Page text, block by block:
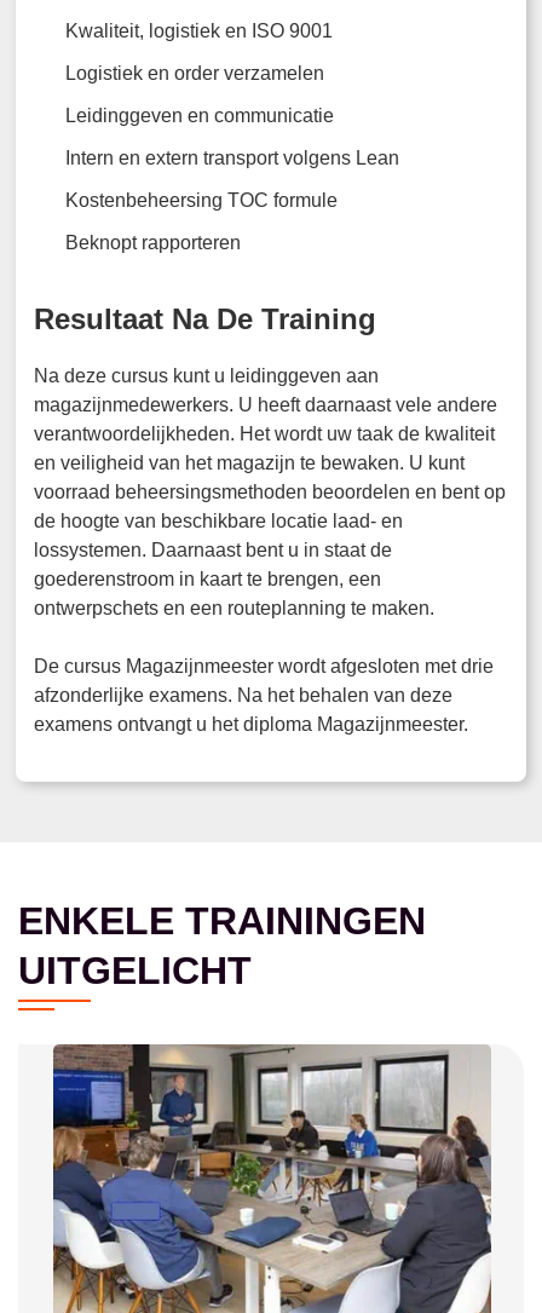
Kwaliteit, logistiek en ISO 9001
Logistiek en order verzamelen
Leidinggeven en communicatie
Intern en extern transport volgens Lean
Kostenbeheersing TOC formule
Beknopt rapporteren
Resultaat Na De Training
Na deze cursus kunt u leidinggeven aan
magazijnmedewerkers. U heeft daarnaast vele andere
verantwoordelijkheden. Het wordt uw taak de kwaliteit
en veiligheid van het magazijn te bewaken. U kunt
voorraad beheersingsmethoden beoordelen en bent op
de hoogte van beschikbare locatie laad- en
lossystemen. Daarnaast bent u in staat de
goederenstroom in kaart te brengen, een
ontwerpschets en een routeplanning te maken.
De cursus Magazijnmeester wordt afgesloten met drie
afzonderlijke examens. Na het behalen van deze
examens ontvangt u het diploma Magazijnmeester.
ENKELE TRAININGEN
UITGELICHT